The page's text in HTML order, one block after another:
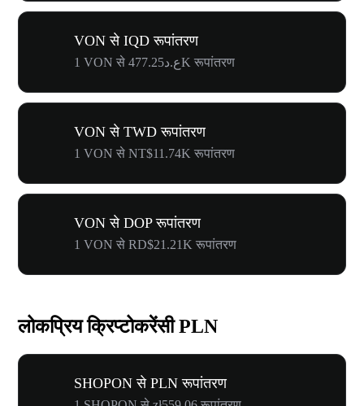
VON से IQD रूपांतरण
1 VON से ع.د477.25K रूपांतरण
VON से TWD रूपांतरण
1 VON से NT$11.74K रूपांतरण
VON से DOP रूपांतरण
1 VON से RD$21.21K रूपांतरण
लोकप्रिय क्रिप्टोकरेंसी PLN
SHOPON से PLN रूपांतरण